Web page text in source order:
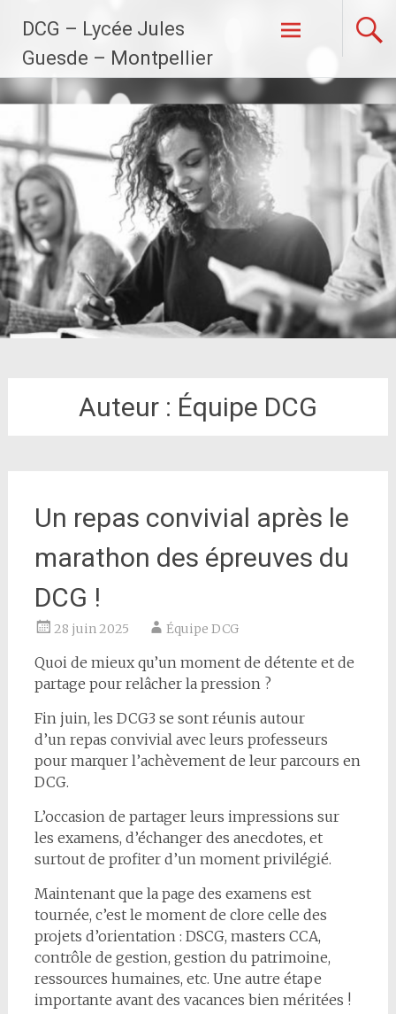
contenu
principal
DCG – Lycée Jules
Guesde – Montpellier
Auteur : Équipe DCG
Un repas convivial après le
marathon des épreuves du
DCG !
28 juin 2025 Équipe DCG
Quoi de mieux qu’un moment de détente et de
partage pour relâcher la pression ?
Fin juin, les DCG3 se sont réunis autour
d’un repas convivial avec leurs professeurs
pour marquer l’achèvement de leur parcours en
DCG.
L’occasion de partager leurs impressions sur
les examens, d’échanger des anecdotes, et
surtout de profiter d’un moment privilégié.
Maintenant que la page des examens est
tournée, c’est le moment de clore celle des
projets d’orientation : DSCG, masters CCA,
contrôle de gestion, gestion du patrimoine,
ressources humaines, etc. Une autre étape
importante avant des vacances bien méritées !